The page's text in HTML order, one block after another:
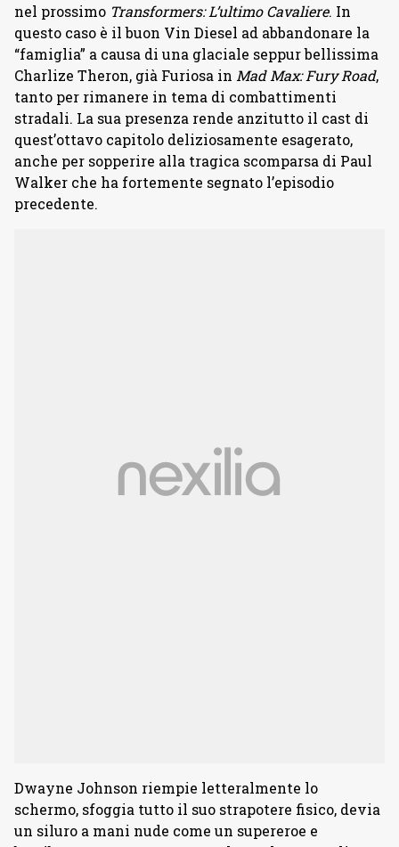
nel prossimo Transformers: L’ultimo Cavaliere. In
questo caso è il buon Vin Diesel ad abbandonare la
“famiglia” a causa di una glaciale seppur bellissima
Charlize Theron, già Furiosa in Mad Max: Fury Road,
tanto per rimanere in tema di combattimenti
stradali. La sua presenza rende anzitutto il cast di
quest’ottavo capitolo deliziosamente esagerato,
anche per sopperire alla tragica scomparsa di Paul
Walker che ha fortemente segnato l’episodio
precedente.
Dwayne Johnson riempie letteralmente lo
schermo, sfoggia tutto il suo strapotere fisico, devia
un siluro a mani nude come un supereroe e